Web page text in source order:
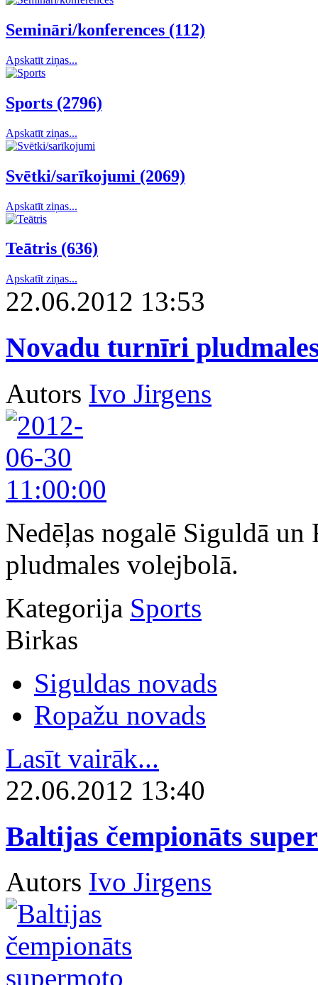
Semināri/konferences (112)
Apskatīt ziņas...
Sports (2796)
Apskatīt ziņas...
Svētki/sarīkojumi (2069)
Apskatīt ziņas...
Teātris (636)
Apskatīt ziņas...
22.06.2012 13:53
Novadu turnīri
Autors Ivo Jirgens
Nedēļas nogalē Siguldā
pludmales volejbolā.
Kategorija Sports
Birkas
Siguldas novads
Ropažu novads
Lasīt vairāk...
22.06.2012 13:40
Baltijas čempionāts
Autors Ivo Jirgens